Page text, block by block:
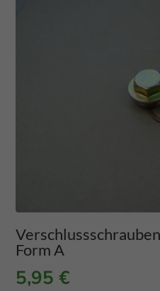
Form A
5,95€